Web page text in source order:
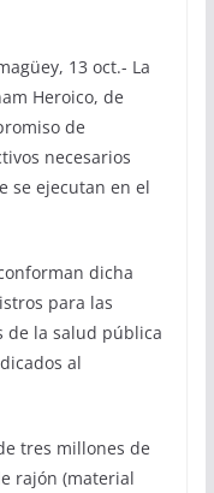
13 oct.- La
Heroico, de
de
necesarios
se ejecutan en el
dicha
para las
de la salud pública
al
tres millones de
rajón (material